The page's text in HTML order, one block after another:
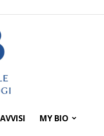
AVVISI MY BIO